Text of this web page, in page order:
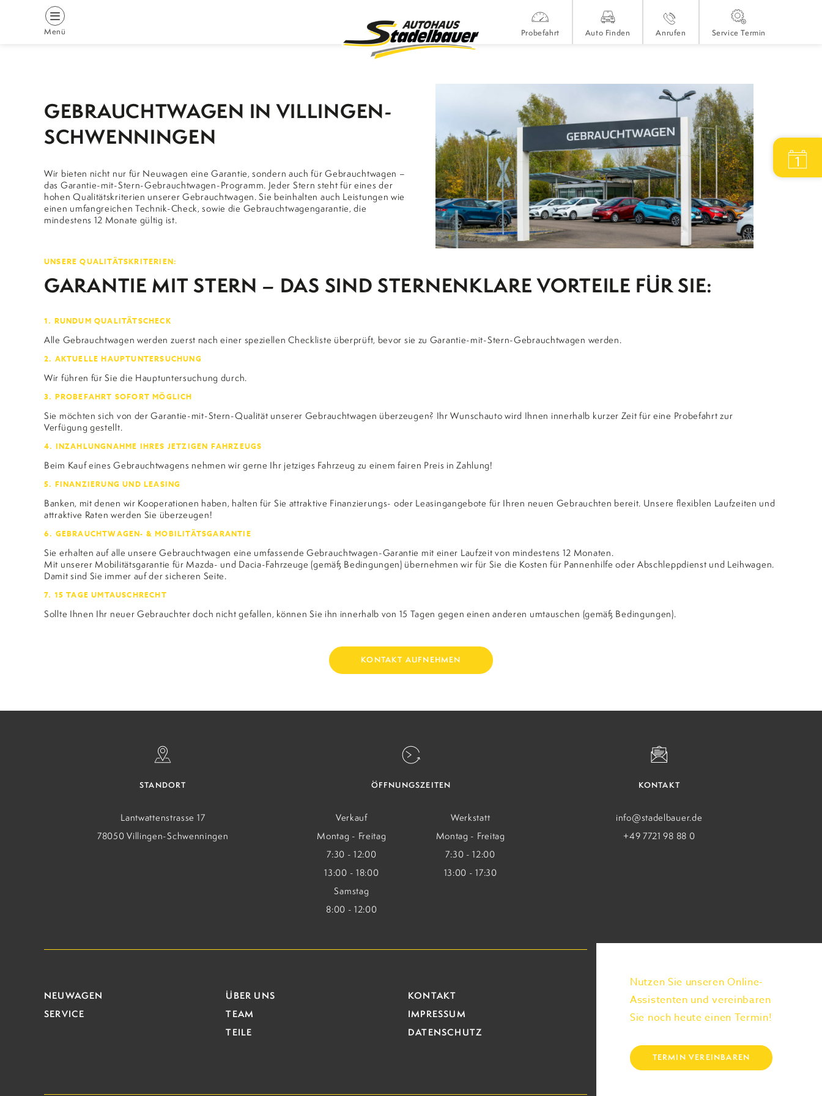
Menü
TEAM
AUSZEICHNUNGEN
NEUWAGEN
GEBRAUCHTWAGEN
SERVICE
FAHRZEUGVERMIETUNG UND
UNFALLERSATZFAHRZEUG
WERKSTATTERSATZFAHRZEUG
STADELPOWER TUNING
TEILE
KONTAKT
Probefahrt Auto Finden Anrufen Service Termin
GEBRAUCHTWAGEN IN VILLINGEN-
SCHWENNINGEN
Wir bieten nicht nur für Neuwagen eine Garantie, sondern auch für Gebrauchtwagen –
das Garantie-mit-Stern-Gebrauchtwagen-Programm. Jeder Stern steht für eines der
hohen Qualitätskriterien unserer Gebrauchtwagen. Sie beinhalten auch Leistungen wie
einen umfangreichen Technik-Check, sowie die Gebrauchtwagengarantie, die
mindestens 12 Monate gültig ist.
UNSERE QUALITÄTSKRITERIEN:
GARANTIE MIT STERN – DAS SIND STERNENKLARE VORTEILE FÜR SIE:
1. RUNDUM QUALITÄTSCHECK
Alle Gebrauchtwagen werden zuerst nach einer speziellen Checkliste überprüft, bevor sie zu Garantie-mit-Stern-Gebrauchtwagen werden.
2. AKTUELLE HAUPTUNTERSUCHUNG
Wir führen für Sie die Hauptuntersuchung durch.
3. PROBEFAHRT SOFORT MÖGLICH
Sie möchten sich von der Garantie-mit-Stern-Qualität unserer Gebrauchtwagen überzeugen? Ihr Wunschauto wird Ihnen innerhalb kurzer Zeit für eine Probefahrt zur
Verfügung gestellt.
4. INZAHLUNGNAHME IHRES JETZIGEN FAHRZEUGS
Beim Kauf eines Gebrauchtwagens nehmen wir gerne Ihr jetziges Fahrzeug zu einem fairen Preis in Zahlung!
5. FINANZIERUNG UND LEASING
Banken, mit denen wir Kooperationen haben, halten für Sie attraktive Finanzierungs- oder Leasingangebote für Ihren neuen Gebrauchten bereit. Unsere flexiblen Laufzeiten und
attraktive Raten werden Sie überzeugen!
6. GEBRAUCHTWAGEN- & MOBILITÄTSGARANTIE
Sie erhalten auf alle unsere Gebrauchtwagen eine umfassende Gebrauchtwagen-Garantie mit einer Laufzeit von mindestens 12 Monaten.
Mit unserer Mobilitätsgarantie für Mazda- und Dacia-Fahrzeuge (gemäß Bedingungen) übernehmen wir für Sie die Kosten für Pannenhilfe oder Abschleppdienst und Leihwagen.
Damit sind Sie immer auf der sicheren Seite.
7. 15 TAGE UMTAUSCHRECHT
Sollte Ihnen Ihr neuer Gebrauchter doch nicht gefallen, können Sie ihn innerhalb von 15 Tagen gegen einen anderen umtauschen (gemäß Bedingungen).
KONTAKT AUFNEHMEN
STANDORT
Lantwattenstrasse 17
78050 Villingen-Schwenningen
ÖFFNUNGSZEITEN
Verkauf
Montag - Freitag
7:30 - 12:00
13:00 - 18:00
Samstag
8:00 - 12:00
Werkstatt
Montag - Freitag
7:30 - 12:00
13:00 - 17:30
KONTAKT
info@stadelbauer.de
+49 7721 98 88 0
NEUWAGEN
SERVICE
ÜBER UNS
TEAM
TEILE
KONTAKT
IMPRESSUM
DATENSCHUTZ
Nutzen Sie unseren Online-
Assistenten und vereinbaren
Sie noch heute einen Termin!
TERMIN VEREINBAREN
VEREINBAREN SIE NOCH
PROBEFAHRT SERVICE TERMIN
SCHRITT 1
WÄHLEN SIE DATUM UND UHRZEIT
SCHRITT 1
WÄHLEN SIE DATUM UND UHRZEIT